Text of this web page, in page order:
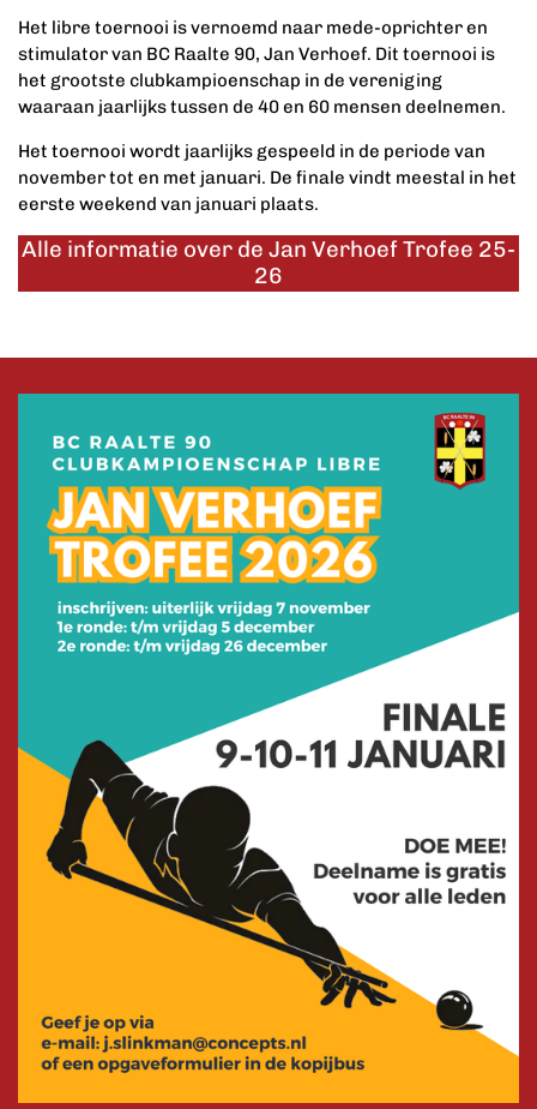
Het libre toernooi is vernoemd naar mede-oprichter en
stimulator van BC Raalte 90, Jan Verhoef. Dit toernooi is
het grootste clubkampioenschap in de vereniging
waaraan jaarlijks tussen de 40 en 60 mensen deelnemen.
Het toernooi wordt jaarlijks gespeeld in de periode van
november tot en met januari. De finale vindt meestal in het
eerste weekend van januari plaats.
Alle informatie over de Jan Verhoef Trofee 25-
26